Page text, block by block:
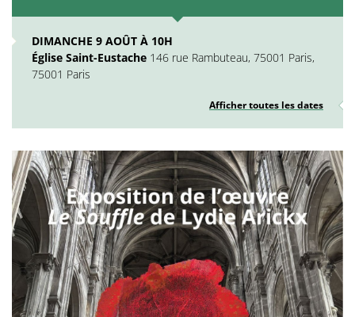
DIMANCHE 9 AOÛT À 10H
Église Saint-Eustache 146 rue Rambuteau, 75001 Paris,
75001 Paris
Afficher toutes les dates